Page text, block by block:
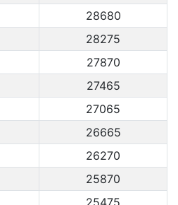
28680
28275
27870
27465
27065
26665
26270
25870
25475